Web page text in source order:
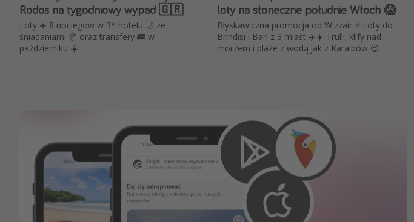
Rodos na tygodniowy wypad 🇬🇷
Loty ✈️ 8 noclegów w 3* hotelu 🌙 ze
śniadaniami 🥐 oraz transfery 🚌 w
październiku ☀️
loty na słoneczne południe Włoch 😱
Błyskawiczna promocja od Wizzair ⚡️ Loty do
Brindisi i Bari z 3 miast ✈️☀️ Trulli, klify nad
morzem i plaże z wodą jak z Karaibów 😍